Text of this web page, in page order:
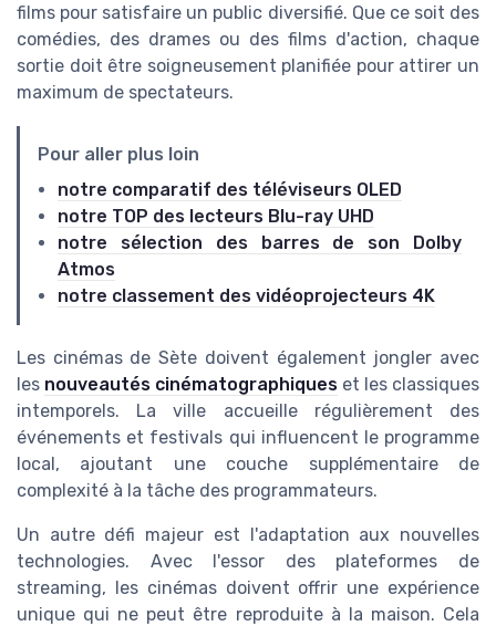
films pour satisfaire un public diversifié. Que ce soit des
comédies, des drames ou des films d'action, chaque
sortie doit être soigneusement planifiée pour attirer un
maximum de spectateurs.
Pour aller plus loin
notre comparatif des téléviseurs OLED
notre TOP des lecteurs Blu-ray UHD
notre sélection des barres de son Dolby
Atmos
notre classement des vidéoprojecteurs 4K
Les cinémas de Sète doivent également jongler avec
les nouveautés cinématographiques et les classiques
intemporels. La ville accueille régulièrement des
événements et festivals qui influencent le programme
local, ajoutant une couche supplémentaire de
complexité à la tâche des programmateurs.
Un autre défi majeur est l'adaptation aux nouvelles
technologies. Avec l'essor des plateformes de
streaming, les cinémas doivent offrir une expérience
unique qui ne peut être reproduite à la maison. Cela